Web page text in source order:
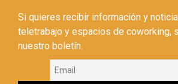
Si quieres recibir información y
teletrabajo y espacios de coworking,
nuestro boletín.